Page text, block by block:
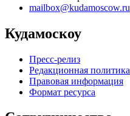
mailbox@kudamoscow.ru
Кудамоскоу
Пресс-релиз
Редакционная политика
Правовая информация
Формат ресурса